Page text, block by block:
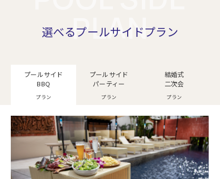
PLAN
選べるプールサイドプラン
プールサイド
BBQ
プラン
プールサイド
パーティー
プラン
結婚式
二次会
プラン